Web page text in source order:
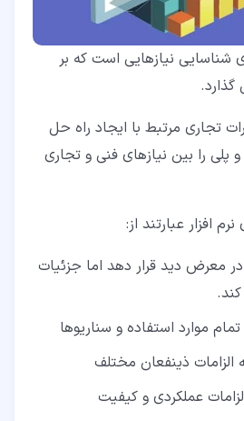
نیازهایی است که بر
گذارد.
تجاری مرتبط با ایجاد راه حل
را بین نیازهای فنی و تجاری
افزار عبارتند از:
معرض دید قرار دهد اما جزئیات
موارد استفاده و سناریوها
ذینفعان مختلف
عملکردی و کیفیت